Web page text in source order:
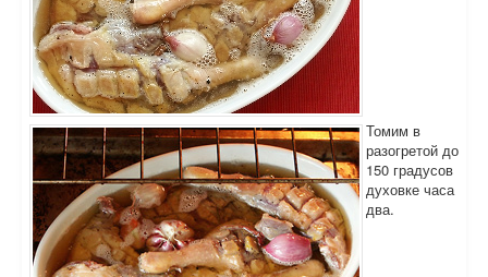
Томим в
разогретой до
150 градусов
духовке часа
два.